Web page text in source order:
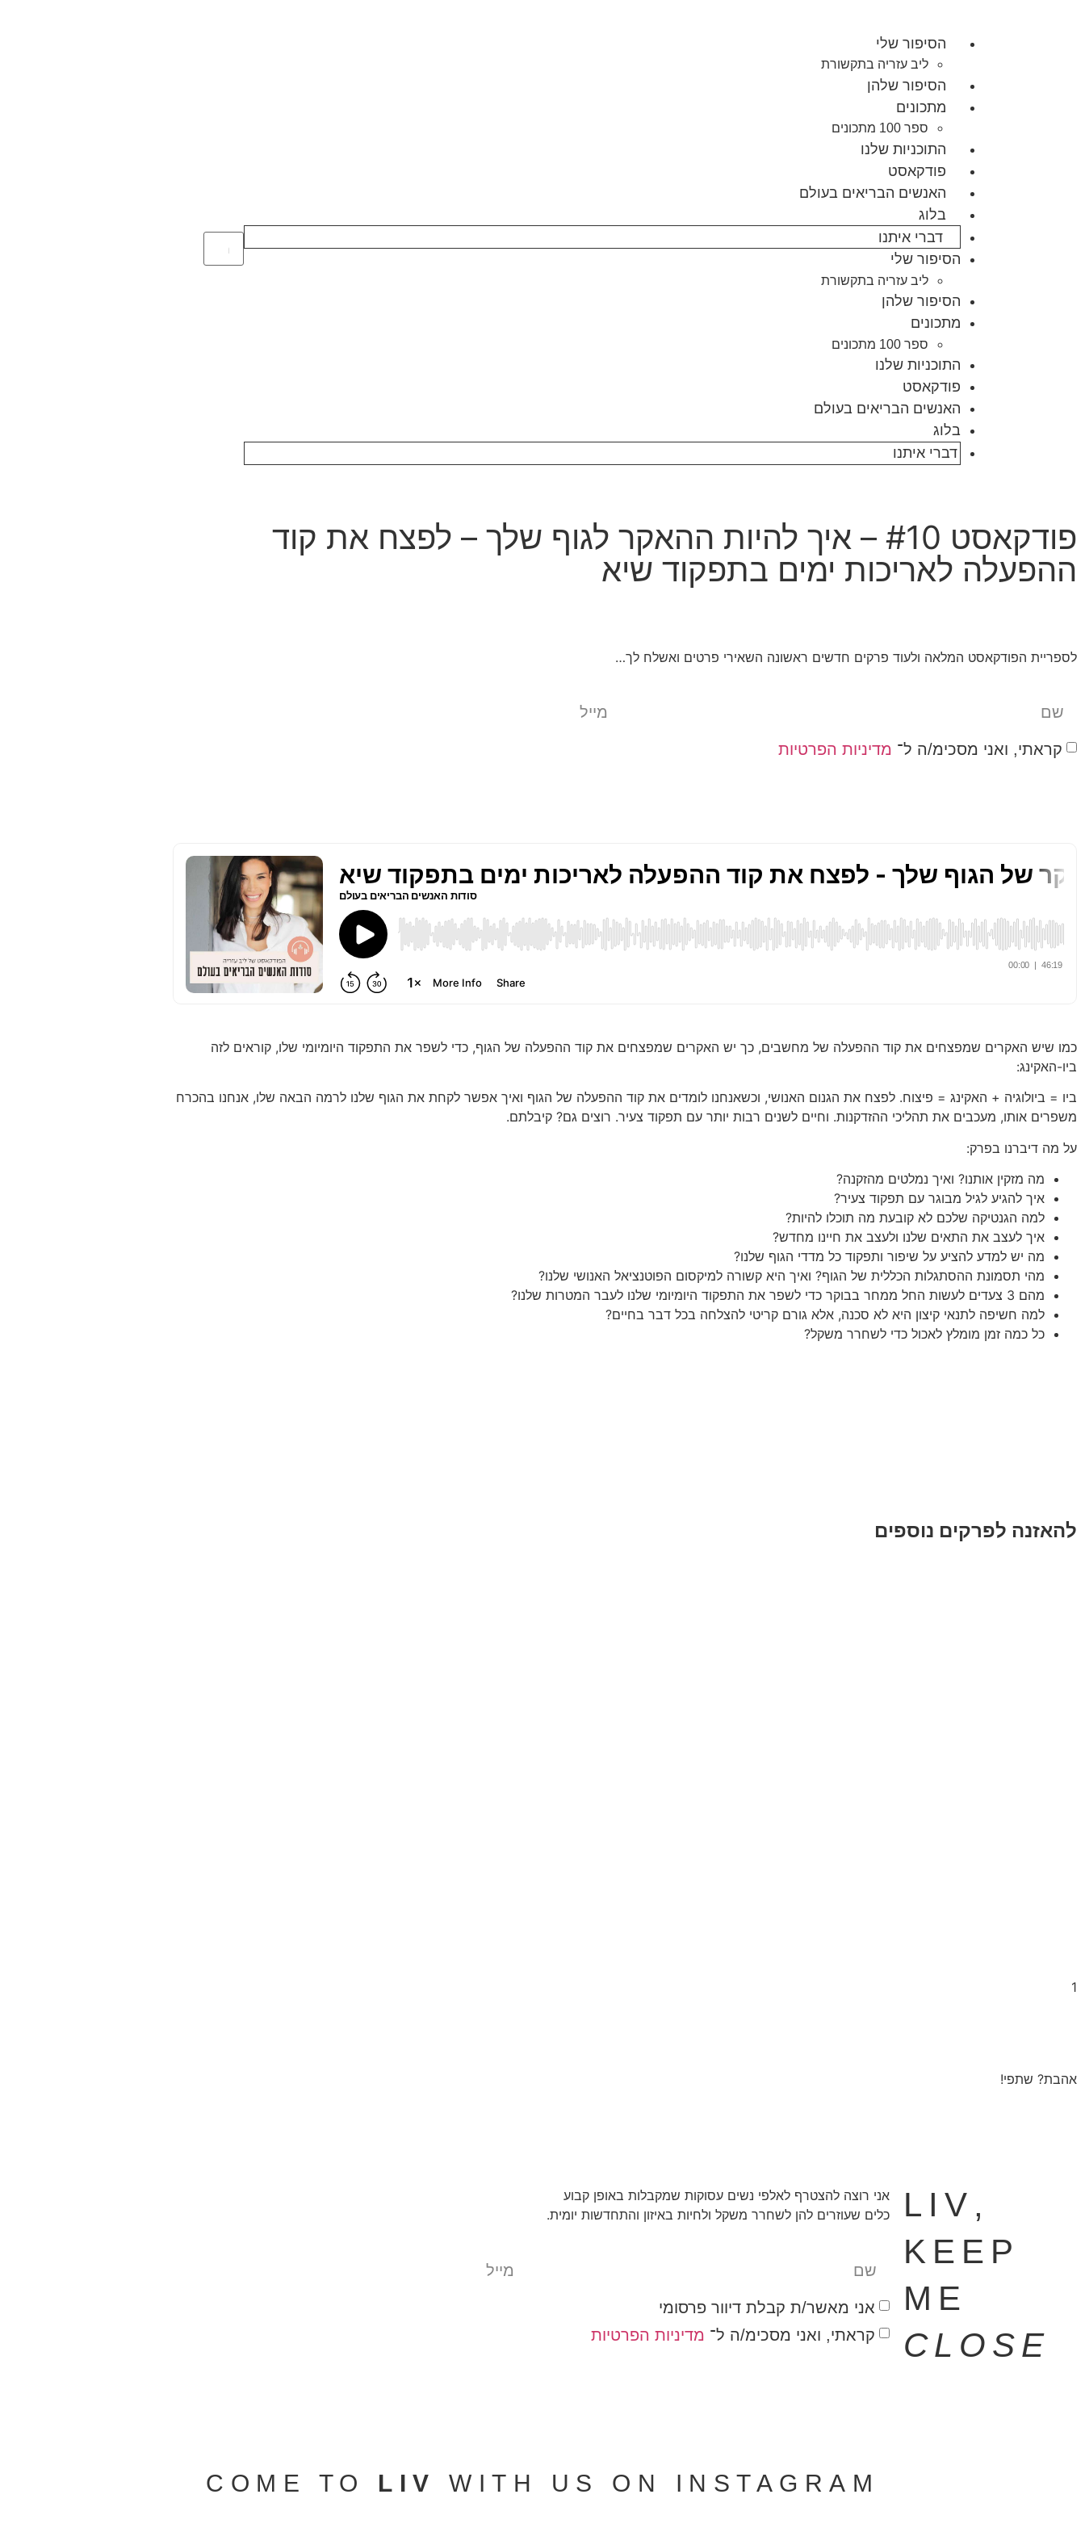
הסיפור שלי
ליב עזריה בתקשורת
הסיפור שלהן
מתכונים
ספר 100 מתכונים
התוכניות שלנו
פודקאסט
האנשים הבריאים בעולם
בלוג
דברי איתנו
הסיפור שלי
ליב עזריה בתקשורת
הסיפור שלהן
מתכונים
ספר 100 מתכונים
התוכניות שלנו
פודקאסט
האנשים הבריאים בעולם
בלוג
דברי איתנו
פודקאסט #10 – איך להיות ההאקר לגוף שלך – לפצח את קוד
ההפעלה לאריכות ימים בתפקוד שיא
לספריית הפודקאסט המלאה ולעוד פרקים חדשים ראשונה השאירי פרטים ואשלח לך…
קראתי, ואני מסכימ/ה ל־ מדיניות הפרטיות
כמו שיש האקרים שמפצחים את קוד ההפעלה של מחשבים, כך יש האקרים שמפצחים את קוד ההפעלה של הגוף, כדי לשפר את התפקוד היומיומי שלו, קוראים לזה
ביו-האקינג:
ביו = ביולוגיה + האקינג = פיצוח. לפצח את הגנום האנושי, וכשאנחנו לומדים את קוד ההפעלה של הגוף ואיך אפשר לקחת את הגוף שלנו לרמה הבאה שלו, אנחנו בהכרח
משפרים אותו, מעכבים את תהליכי ההזדקנות. וחיים לשנים רבות יותר עם תפקוד צעיר. רוצים גם? קיבלתם.
על מה דיברנו בפרק:
מה מזקין אותנו? ואיך נמלטים מהזקנה?
איך להגיע לגיל מבוגר עם תפקוד צעיר?
למה הגנטיקה שלכם לא קובעת מה תוכלו להיות?
איך לעצב את התאים שלנו ולעצב את חיינו מחדש?
מה יש למדע להציע על שיפור ותפקוד כל מדדי הגוף שלנו?
מהי תסמונת ההסתגלות הכללית של הגוף? ואיך היא קשורה למיקסום הפוטנציאל האנושי שלנו?
מהם 3 צעדים לעשות החל ממחר בבוקר כדי לשפר את התפקוד היומיומי שלנו לעבר המטרות שלנו?
למה חשיפה לתנאי קיצון היא לא סכנה, אלא גורם קריטי להצלחה בכל דבר בחיים?
כל כמה זמן מומלץ לאכול כדי לשחרר משקל?
להאזנה לפרקים נוספים
אהבת? שתפי!
,LIV
KEEP
ME
CLOSE
אני רוצה להצטרף לאלפי נשים עסוקות שמקבלות באופן קבוע
כלים שעוזרים להן לשחרר משקל ולחיות באיזון והתחדשות יומית.
אני מאשר/ת קבלת דיוור פרסומי
קראתי, ואני מסכימ/ה ל־ מדיניות הפרטיות
COME TO LIV WITH US ON INSTAGRAM